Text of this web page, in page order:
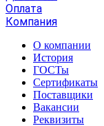
Оплата
Компания
О компании
История
ГОСТы
Сертификаты
Поставщики
Вакансии
Реквизиты